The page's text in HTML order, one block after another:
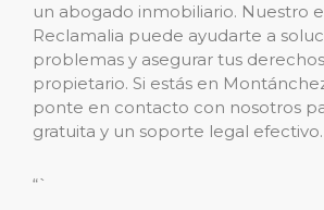
un abogado inmobiliario. Nuestro
Reclamalia puede ayudarte a
problemas y asegurar tus
propietario. Si estás en
ponte en contacto con nosotros
gratuita y un soporte legal efectivo.
“`